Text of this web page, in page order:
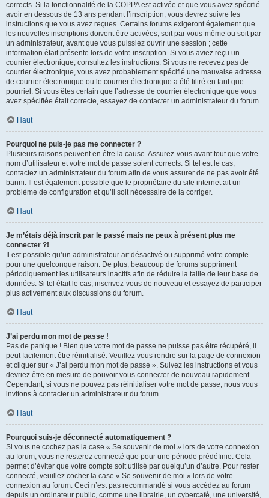
corrects. Si la fonctionnalité de la COPPA est activée et que vous avez spécifié
avoir en dessous de 13 ans pendant l’inscription, vous devrez suivre les
instructions que vous avez reçues. Certains forums exigeront également que
les nouvelles inscriptions doivent être activées, soit par vous-même ou soit par
un administrateur, avant que vous puissiez ouvrir une session ; cette
information était présente lors de votre inscription. Si vous aviez reçu un
courrier électronique, consultez les instructions. Si vous ne recevez pas de
courrier électronique, vous avez probablement spécifié une mauvaise adresse
de courrier électronique ou le courrier électronique a été filtré en tant que
pourriel. Si vous êtes certain que l’adresse de courrier électronique que vous
avez spécifiée était correcte, essayez de contacter un administrateur du forum.
Haut
Pourquoi ne puis-je pas me connecter ?
Plusieurs raisons peuvent en être la cause. Assurez-vous avant tout que votre
nom d’utilisateur et votre mot de passe soient corrects. Si tel est le cas,
contactez un administrateur du forum afin de vous assurer de ne pas avoir été
banni. Il est également possible que le propriétaire du site internet ait un
problème de configuration et qu’il soit nécessaire de la corriger.
Haut
Je m’étais déjà inscrit par le passé mais ne peux à présent plus me
connecter ?!
Il est possible qu’un administrateur ait désactivé ou supprimé votre compte
pour une quelconque raison. De plus, beaucoup de forums suppriment
périodiquement les utilisateurs inactifs afin de réduire la taille de leur base de
données. Si tel était le cas, inscrivez-vous de nouveau et essayez de participer
plus activement aux discussions du forum.
Haut
J’ai perdu mon mot de passe !
Pas de panique ! Bien que votre mot de passe ne puisse pas être récupéré, il
peut facilement être réinitialisé. Veuillez vous rendre sur la page de connexion
et cliquer sur « J’ai perdu mon mot de passe ». Suivez les instructions et vous
devriez être en mesure de pouvoir vous connecter de nouveau rapidement.
Cependant, si vous ne pouvez pas réinitialiser votre mot de passe, nous vous
invitons à contacter un administrateur du forum.
Haut
Pourquoi suis-je déconnecté automatiquement ?
Si vous ne cochez pas la case « Se souvenir de moi » lors de votre connexion
au forum, vous ne resterez connecté que pour une période prédéfinie. Cela
permet d’éviter que votre compte soit utilisé par quelqu’un d’autre. Pour rester
connecté, veuillez cocher la case « Se souvenir de moi » lors de votre
connexion au forum. Ceci n’est pas recommandé si vous accédez au forum
depuis un ordinateur public, comme une librairie, un cybercafé, une université,